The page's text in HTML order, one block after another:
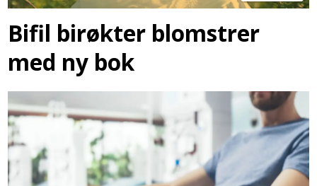
Bifil birøkter blomstrer
med ny bok